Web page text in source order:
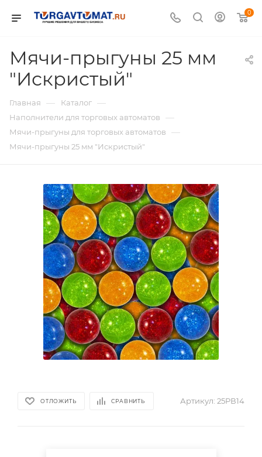
0
Мячи-прыгуны 25 мм
"Искристый"
Главная — Каталог —
Наполнители для торговых автоматов —
Мячи-прыгуны для торговых автоматов —
Мячи-прыгуны 25 мм "Искристый"
ОТЛОЖИТЬ СРАВНИТЬ Артикул: 25РВ14